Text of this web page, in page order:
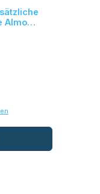
Almo